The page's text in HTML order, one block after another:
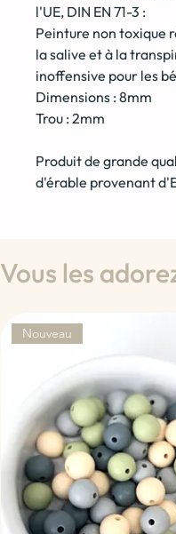
l'UE, DIN EN 71-3 :
Peinture non toxique
la salive et à la
inoffensive pour les
Dimensions : 8mm
Trou : 2mm
Produit de grande
d'érable provenant
Vous les
Nouveau